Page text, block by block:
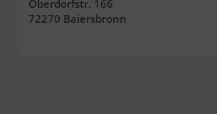
Oberdorfstr. 166
72270 Baiersbronn